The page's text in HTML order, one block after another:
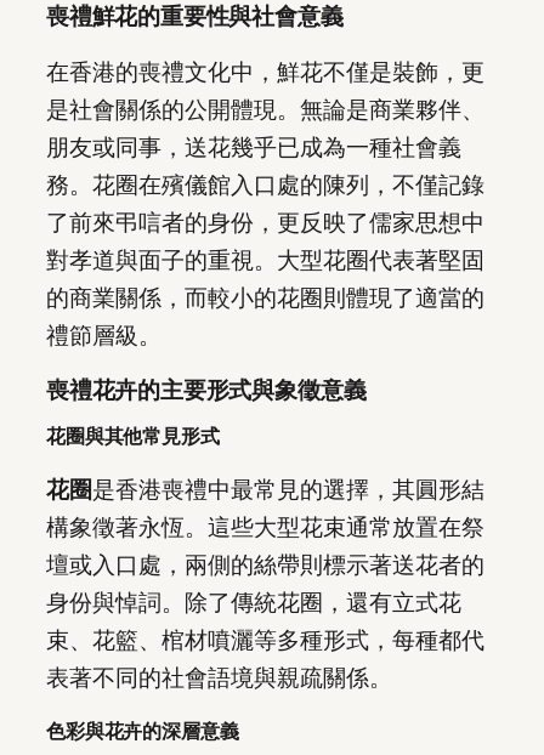
喪禮鮮花的重要性與社會意義
在香港的喪禮文化中，鮮花不僅是裝飾，更
是社會關係的公開體現。無論是商業夥伴、
朋友或同事，送花幾乎已成為一種社會義
務。花圈在殯儀館入口處的陳列，不僅記錄
了前來弔唁者的身份，更反映了儒家思想中
對孝道與面子的重視。大型花圈代表著堅固
的商業關係，而較小的花圈則體現了適當的
禮節層級。
喪禮花卉的主要形式與象徵意義
花圈與其他常見形式
花圈是香港喪禮中最常見的選擇，其圓形結
構象徵著永恆。這些大型花束通常放置在祭
壇或入口處，兩側的絲帶則標示著送花者的
身份與悼詞。除了傳統花圈，還有立式花
束、花籃、棺材噴灑等多種形式，每種都代
表著不同的社會語境與親疏關係。
色彩與花卉的深層意義